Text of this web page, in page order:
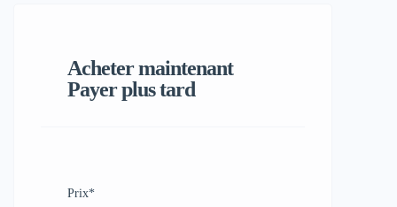
Acheter maintenant
Payer plus tard
Prix*